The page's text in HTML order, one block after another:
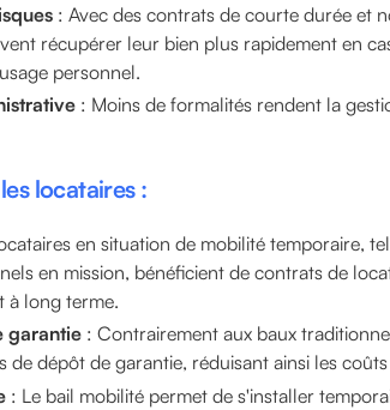
: Avec des contrats de courte durée et
récupérer leur bien plus rapidement en
personnel.
: Moins de formalités rendent la
locataires :
en situation de mobilité temporaire,
en mission, bénéficient de contrats de
à long terme.
garantie : Contrairement aux baux
de dépôt de garantie, réduisant ainsi les
: Le bail mobilité permet de s'installer